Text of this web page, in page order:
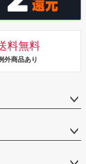
料無料
商品あり